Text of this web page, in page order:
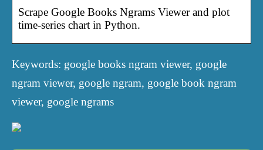
Scrape Google Books Ngrams Viewer and plot
time-series chart in Python.
Keywords: google books ngram viewer, google
ngram viewer, google ngram, google book ngram
viewer, google ngrams